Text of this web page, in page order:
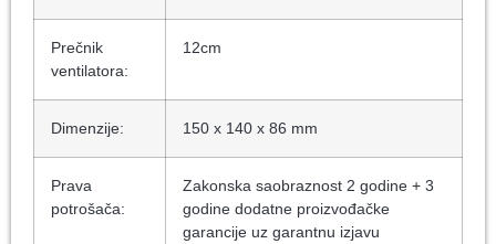
Prečnik
ventilatora:
12cm
Dimenzije: 150 x 140 x 86 mm
Prava
potrošača:
Zakonska saobraznost 2 godine + 3
godine dodatne proizvođačke
garancije uz garantnu izjavu